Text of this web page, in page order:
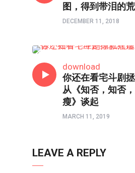
图，得到带泪的
DECEMBER 11, 2018
download
你还在看宅斗剧
从《知否，知否
瘦》谈起
MARCH 11, 2019
LEAVE A REPLY